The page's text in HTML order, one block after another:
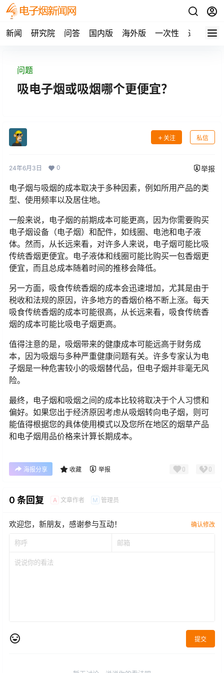
新闻 研究院 问答 国内版 海外版 一次性 通配 草
问题
吸电子烟或吸烟哪个更便宜？
关注 私信
24年6月3日 0 举报
电子烟与吸烟的成本取决于多种因素，例如所用产品的类
型、使用频率以及居住地。
一般来说，电子烟的前期成本可能更高，因为你需要购买
电子烟设备（电子烟）和配件，如线圈、电池和电子液
体。然而，从长远来看，对许多人来说，电子烟可能比吸
传统香烟更便宜。电子液体和线圈可能比购买一包香烟更
便宜，而且总成本随着时间的推移会降低。
另一方面，吸食传统香烟的成本会迅速增加，尤其是由于
税收和法规的原因，许多地方的香烟价格不断上涨。每天
吸食传统香烟的成本可能很高，从长远来看，吸食传统香
烟的成本可能比吸电子烟更高。
值得注意的是，吸烟带来的健康成本可能远高于财务成
本，因为吸烟与多种严重健康问题有关。许多专家认为电
子烟是一种危害较小的吸烟替代品，但电子烟并非毫无风
险。
最终，电子烟和吸烟之间的成本比较将取决于个人习惯和
偏好。如果您出于经济原因考虑从吸烟转向电子烟，则可
能值得根据您的具体使用模式以及您所在地区的烟草产品
和电子烟用品价格来计算长期成本。
海报分享 收藏 举报 0 0
0 条回复 A 文章作者 M 管理员
欢迎您，新朋友，感谢参与互动！ 确认修改
提交